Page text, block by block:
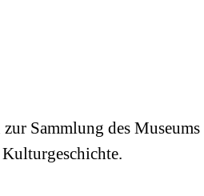
Sammlung des Museums